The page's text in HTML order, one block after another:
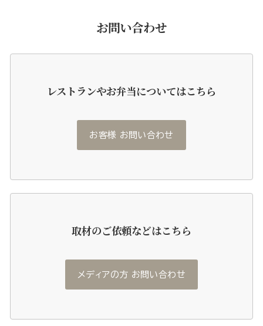
お問い合わせ
レストランやお弁当についてはこちら
お客様 お問い合わせ
取材のご依頼などはこちら
メディアの方 お問い合わせ